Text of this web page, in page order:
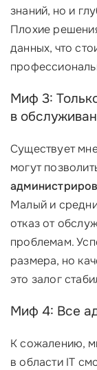
знаний, но и
Плохие
данных, что
Миф 3:
в
Существует
могут
Малый и
отказ от
проблемам.
размера, но
это залог
Миф 4: Все
К сожалению,
в области IT